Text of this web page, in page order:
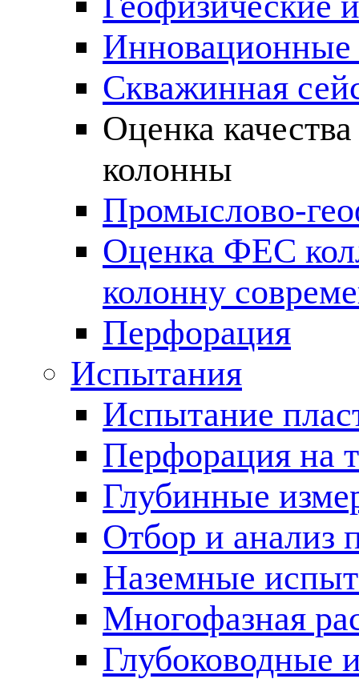
Инновационные
Скважинная
Оценка
колонны
Промыслово-
Оценка ФЕС
колонну
Перфорация
Испытания
Испытание
Перфорация на
Глубинные
Отбор и анализ
Наземные
Многофазная
Глубоководные